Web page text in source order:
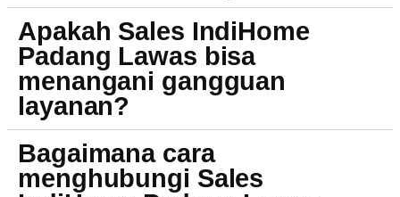
Apakah Sales IndiHome
Padang Lawas bisa
menangani gangguan
layanan?
Bagaimana cara
menghubungi Sales